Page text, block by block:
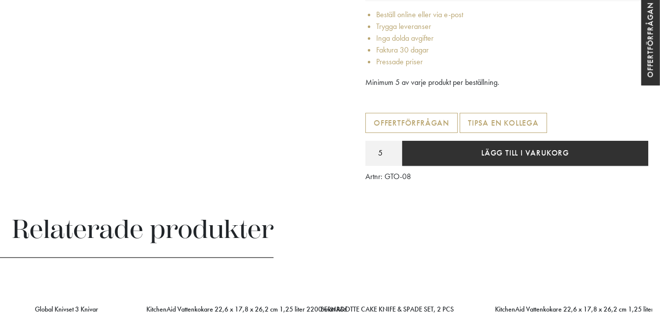
Beställ online eller via e-post
Trygga leveranser
Inga dolda avgifter
Faktura 30 dagar
Pressade priser
Minimum 5 av varje produkt per beställning.
OFFERTFÖRFRÅGAN TIPSA EN KOLLEGA
LÄGG TILL I VARUKORG
Artnr: GTO-08
Relaterade produkter
Global Knivset 3 Knivar
KitchenAid Vattenkokare 22,6 x 17,8 x 26,2 cm 1,25 liter 2200 watt RödBERNADOTTE CAKE KNIFE & SPADE SET, 2 PCS
KitchenAid Vattenkokare 22,6 x 17,8 x 26,2 cm 1,25 liter
OFFERTFÖRFRÅGAN